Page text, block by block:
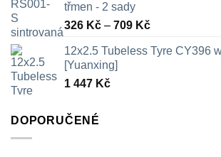
třmen - 2 sady
326 Kč – 709 KčRozpětí
326 Kč
12x2.5 Tubeless Tyre CY396
[Yuanxing]
1 447 Kč
DOPORUČENÉ